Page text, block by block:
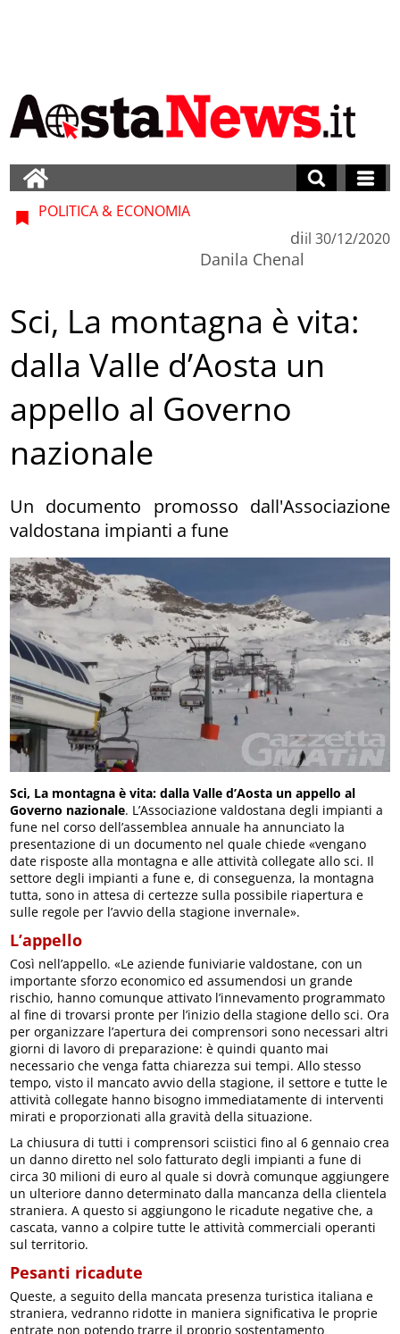
POLITICA & ECONOMIA
di
Danila Chenal
il 30/12/2020
Sci, La montagna è vita:
dalla Valle d’Aosta un
appello al Governo
nazionale
Un documento promosso dall'Associazione
valdostana impianti a fune
Sci, La montagna è vita: dalla Valle d’Aosta un appello al
Governo nazionale. L’Associazione valdostana degli impianti a
fune nel corso dell’assemblea annuale ha annunciato la
presentazione di un documento nel quale chiede «vengano
date risposte alla montagna e alle attività collegate allo sci. Il
settore degli impianti a fune e, di conseguenza, la montagna
tutta, sono in attesa di certezze sulla possibile riapertura e
sulle regole per l’avvio della stagione invernale».
L’appello
Così nell’appello. «Le aziende funiviarie valdostane, con un
importante sforzo economico ed assumendosi un grande
rischio, hanno comunque attivato l’innevamento programmato
al fine di trovarsi pronte per l’inizio della stagione dello sci. Ora
per organizzare l’apertura dei comprensori sono necessari altri
giorni di lavoro di preparazione: è quindi quanto mai
necessario che venga fatta chiarezza sui tempi. Allo stesso
tempo, visto il mancato avvio della stagione, il settore e tutte le
attività collegate hanno bisogno immediatamente di interventi
mirati e proporzionati alla gravità della situazione.
La chiusura di tutti i comprensori sciistici fino al 6 gennaio crea
un danno diretto nel solo fatturato degli impianti a fune di
circa 30 milioni di euro al quale si dovrà comunque aggiungere
un ulteriore danno determinato dalla mancanza della clientela
straniera. A questo si aggiungono le ricadute negative che, a
cascata, vanno a colpire tutte le attività commerciali operanti
sul territorio.
Pesanti ricadute
Queste, a seguito della mancata presenza turistica italiana e
straniera, vedranno ridotte in maniera significativa le proprie
entrate non potendo trarre il proprio sostentamento